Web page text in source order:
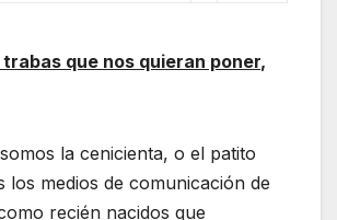
trabas que nos quieran poner,
la cenicienta, o el patito
los medios de comunicación de
recién nacidos que